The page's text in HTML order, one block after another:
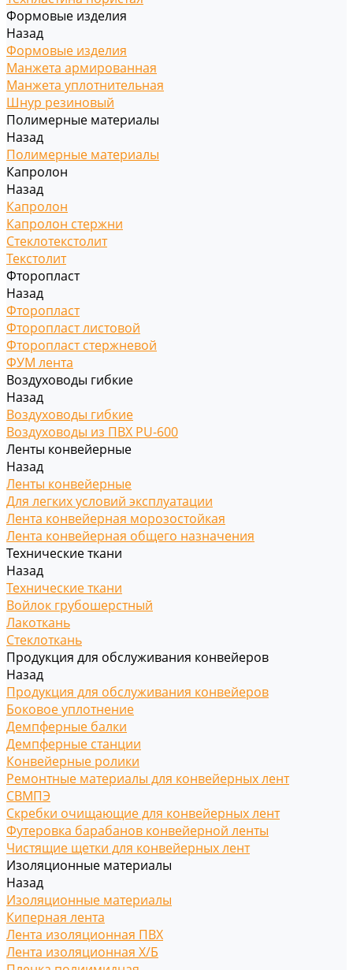
Формовые изделия
Назад
Формовые изделия
Манжета армированная
Манжета уплотнительная
Шнур резиновый
Полимерные материалы
Назад
Полимерные материалы
Капролон
Назад
Капролон
Капролон стержни
Стеклотекстолит
Текстолит
Фторопласт
Назад
Фторопласт
Фторопласт листовой
Фторопласт стержневой
ФУМ лента
Воздуховоды гибкие
Назад
Воздуховоды гибкие
Воздуховоды из ПВХ PU-600
Ленты конвейерные
Назад
Ленты конвейерные
Для легких условий эксплуатации
Лента конвейерная морозостойкая
Лента конвейерная общего назначения
Технические ткани
Назад
Технические ткани
Войлок грубошерстный
Лакоткань
Стеклоткань
Продукция для обслуживания конвейеров
Назад
Продукция для обслуживания конвейеров
Боковое уплотнение
Демпферные балки
Демпферные станции
Конвейерные ролики
Ремонтные материалы для конвейерных лент
СВМПЭ
Скребки очищающие для конвейерных лент
Футеровка барабанов конвейерной ленты
Чистящие щетки для конвейерных лент
Изоляционные материалы
Назад
Изоляционные материалы
Киперная лента
Лента изоляционная ПВХ
Лента изоляционная Х/Б